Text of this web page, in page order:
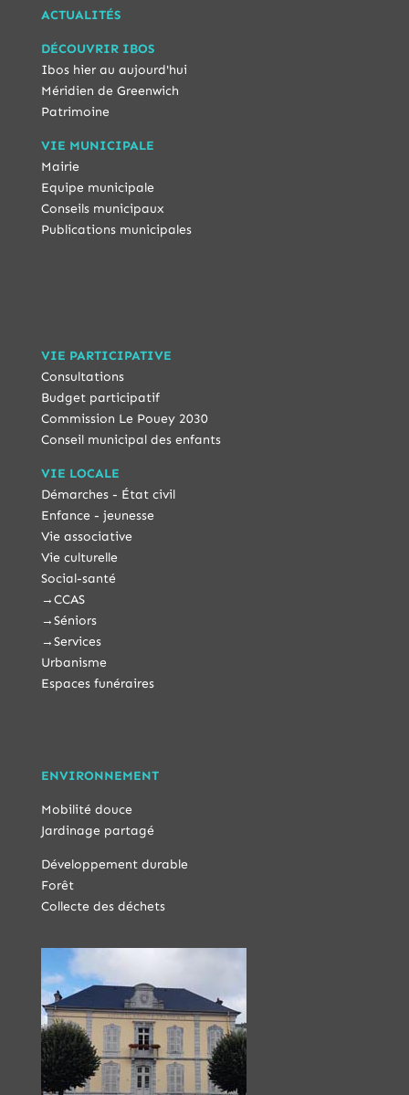
ACTUALITÉS
DÉCOUVRIR IBOS
Ibos hier au aujourd'hui
Méridien de Greenwich
Patrimoine
VIE MUNICIPALE
Mairie
Equipe municipale
Conseils municipaux
Publications municipales
VIE PARTICIPATIVE
Consultations
Budget participatif
Commission Le Pouey 2030
Conseil municipal des enfants
VIE LOCALE
Démarches - État civil
Enfance - jeunesse
Vie associative
Vie culturelle
Social-santé
→CCAS
→Séniors
→Services
Urbanisme
Espaces funéraires
ENVIRONNEMENT
Mobilité douce
Jardinage partagé
Développement durable
Forêt
Collecte des déchets